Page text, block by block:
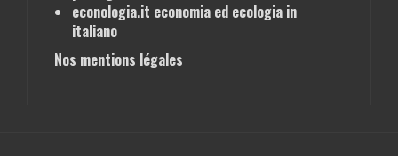
econologia.it economia ed ecologia in
italiano
Nos mentions légales